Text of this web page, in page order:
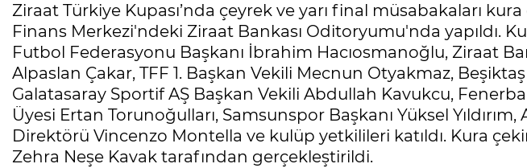
Ziraat Türkiye Kupası’nda çeyrek ve yarı final müsabakaları
Finans Merkezi'ndeki Ziraat Bankası Oditoryumu'nda yapıldı.
Futbol Federasyonu Başkanı İbrahim Hacıosmanoğlu, Ziraat
Alpaslan Çakar, TFF 1. Başkan Vekili Mecnun Otyakmaz, Beşiktaş
Galatasaray Sportif AŞ Başkan Vekili Abdullah Kavukcu,
Üyesi Ertan Torunoğulları, Samsunspor Başkanı Yüksel Yıldırım,
Direktörü Vincenzo Montella ve kulüp yetkilileri katıldı. Kura
Zehra Neşe Kavak tarafından gerçekleştirildi.